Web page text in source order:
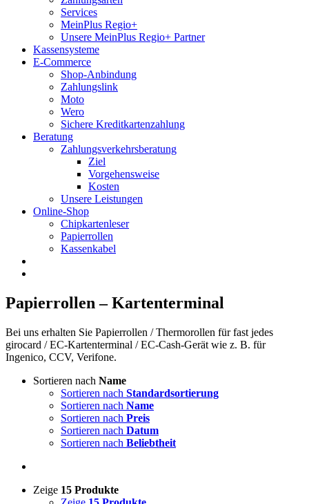
Services
MeinPlus Regio+
Unsere MeinPlus Regio+ Partner
Kassensysteme
E-Commerce
Shop-Anbindung
Zahlungslink
Moto
Wero
Sichere Kreditkartenzahlung
Beratung
Zahlungsverkehrsberatung
Ziel
Vorgehensweise
Kosten
Unsere Leistungen
Online-Shop
Chipkartenleser
Papierrollen
Kassenkabel
Papierrollen – Kartenterminal
Bei uns erhalten Sie Papierrollen / Thermorollen für fast jedes
girocard / EC-Kartenterminal / EC-Cash-Gerät wie z. B. für
Ingenico, CCV, Verifone.
Sortieren nach Name
Sortieren nach Standardsortierung
Sortieren nach Name
Sortieren nach Preis
Sortieren nach Datum
Sortieren nach Beliebtheit
Zeige 15 Produkte